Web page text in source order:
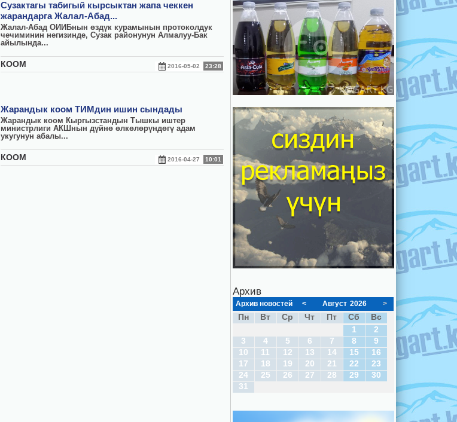
Сузактагы табигый кырсыктан жапа чеккен
жарандарга Жалал-Абад...
Жалал-Абад ОИИБнын өздүк курамынын протоколдук
чечиминин негизинде, Сузак районунун Алмалуу-Бак
айылында...
КООМ 2016-05-02 23:28
Жарандык коом ТИМдин ишин сындады
Жарандык коом Кыргызстандын Тышкы иштер
министрлиги АКШнын дүйнө өлкөлөрүндөгү адам
укугунун абалы...
КООМ 2016-04-27 10:01
Архив
Архив новостей < Август 2026 >
Пн Вт Ср Чт Пт Сб
Вс
1
2
3
4 5 6 7 8
9
10
11 12 13 14 15
16
17
18 19 20 21 22
23
24
25 26 27 28 29
30
31